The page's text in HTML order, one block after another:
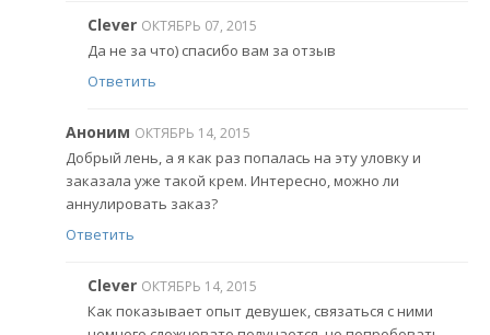
Clever ОКТЯБРЬ 07, 2015
Да не за что) спасибо вам за отзыв
Ответить
Аноним ОКТЯБРЬ 14, 2015
Добрый лень, а я как раз попалась на эту уловку и
заказала уже такой крем. Интересно, можно ли
аннулировать заказ?
Ответить
Clever ОКТЯБРЬ 14, 2015
Как показывает опыт девушек, связаться с ними